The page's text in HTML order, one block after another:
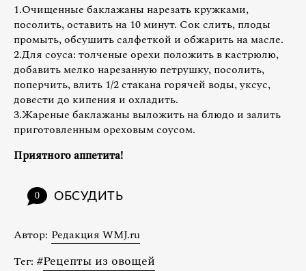
1.Очищенные баклажаны нарезать кружками,
посолить, оставить на 10 минут. Сок слить, плоды
промыть, обсушить салфеткой и обжарить на масле.
2.Для соуса: толченые орехи положить в кастрюлю,
добавить мелко нарезанную петрушку, посолить,
поперчить, влить 1/2 стакана горячей воды, уксус,
довести до кипения и охладить.
3.Жареные баклажаны выложить на блюдо и залить
приготовленным ореховым соусом.
Приятного аппетита!
0 ОБСУДИТЬ
Автор: Редакция WMJ.ru
Тег: #Рецепты из овощей